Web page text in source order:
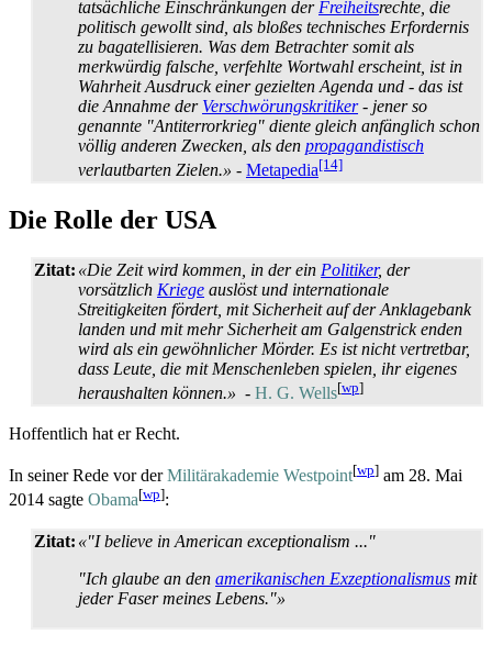
tatsächliche Einschränkungen der Freiheits­rechte, die
politisch gewollt sind, als bloßes technisches Erfordernis
zu bagatellisieren. Was dem Betrachter somit als
merkwürdig falsche, verfehlte Wortwahl erscheint, ist in
Wahrheit Ausdruck einer gezielten Agenda und - das ist
die Annahme der Verschwörungs­kritiker- jener so
genannte "Antiterrorkrieg" diente gleich anfänglich schon
völlig anderen Zwecken, als den propagandistisch
verlautbarten Zielen.» - Metapedia[14]
Die Rolle der USA
Zitat: «Die Zeit wird kommen, in der ein Politiker, der
vorsätzlich Kriege auslöst und internationale
Streitigkeiten fördert, mit Sicherheit auf der Anklagebank
landen und mit mehr Sicherheit am Galgenstrick enden
wird als ein gewöhnlicher Mörder. Es ist nicht vertretbar,
dass Leute, die mit Menschen­leben spielen, ihr eigenes
heraushalten können.» - H. G. Wells[wp]
Hoffentlich hat er Recht.
In seiner Rede vor derMilitärakademie Westpoint[wp] am 28. Mai
2014 sagte Obama[wp]:
Zitat: «"I believe in American exceptionalism ..."
"Ich glaube an den amerikanischen Exzeptionalismus mit
jeder Faser meines Lebens."»